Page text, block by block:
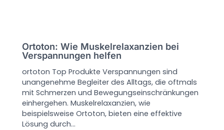
Ortoton: Wie Muskelrelaxanzien bei
Verspannungen helfen
ortoton Top Produkte Verspannungen sind
unangenehme Begleiter des Alltags, die oftmals
mit Schmerzen und Bewegungseinschränkungen
einhergehen. Muskelrelaxanzien, wie
beispielsweise Ortoton, bieten eine effektive
Lösung durch…